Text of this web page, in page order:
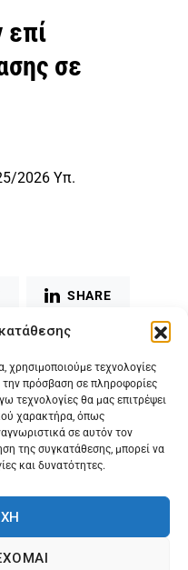
χρησιμοποιούμε τεχνολογίες
πρόσβαση σε πληροφορίες
τεχνολογίες θα μας επιτρέψει
χαρακτήρα, όπως
σε αυτόν τον
της συγκατάθεσης, μπορεί να
και δυνατότητες.
επί
σε
2026 Υπ.
SHARE